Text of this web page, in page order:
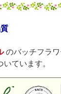
のバッチフラ
ています。